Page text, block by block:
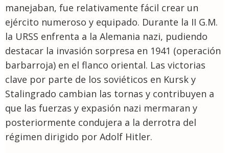
manejaban, fue relativamente fácil crear un
ejército numeroso y equipado. Durante la II G.M.
la URSS enfrenta a la Alemania nazi, pudiendo
destacar la invasión sorpresa en 1941 (operación
barbarroja) en el flanco oriental. Las victorias
clave por parte de los soviéticos en Kursk y
Stalingrado cambian las tornas y contribuyen a
que las fuerzas y expasión nazi mermaran y
posteriormente condujera a la derrotra del
régimen dirigido por Adolf Hitler.